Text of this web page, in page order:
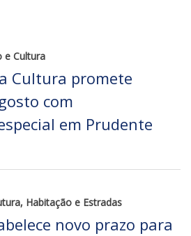
e Cultura
Cultura promete
com
em Prudente
Habitação e Estradas
novo prazo para